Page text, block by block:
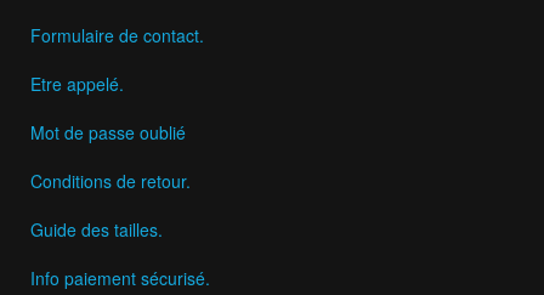
Formulaire de contact.
Etre appelé.
Mot de passe oublié
Conditions de retour.
Guide des tailles.
Info paiement sécurisé.